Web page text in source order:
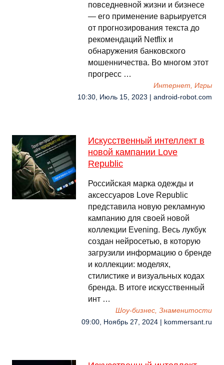
повседневной жизни и бизнесе
— его применение варьируется
от прогнозирования текста до
рекомендаций Netflix и
обнаружения банковского
мошенничества. Во многом этот
прогресс …
Интернет, Игры
10:30, Июль 15, 2023 | android-robot.com
Искусственный интеллект в
новой кампании Love
Republic
Российская марка одежды и
аксессуаров Love Republic
представила новую рекламную
кампанию для своей новой
коллекции Evening. Весь лукбук
создан нейросетью, в которую
загрузили информацию о бренде
и коллекции: моделях,
стилистике и визуальных кодах
бренда. В итоге искусственный
инт …
Шоу-бизнес, Знаменитости
09:00, Ноябрь 27, 2024 | kommersant.ru